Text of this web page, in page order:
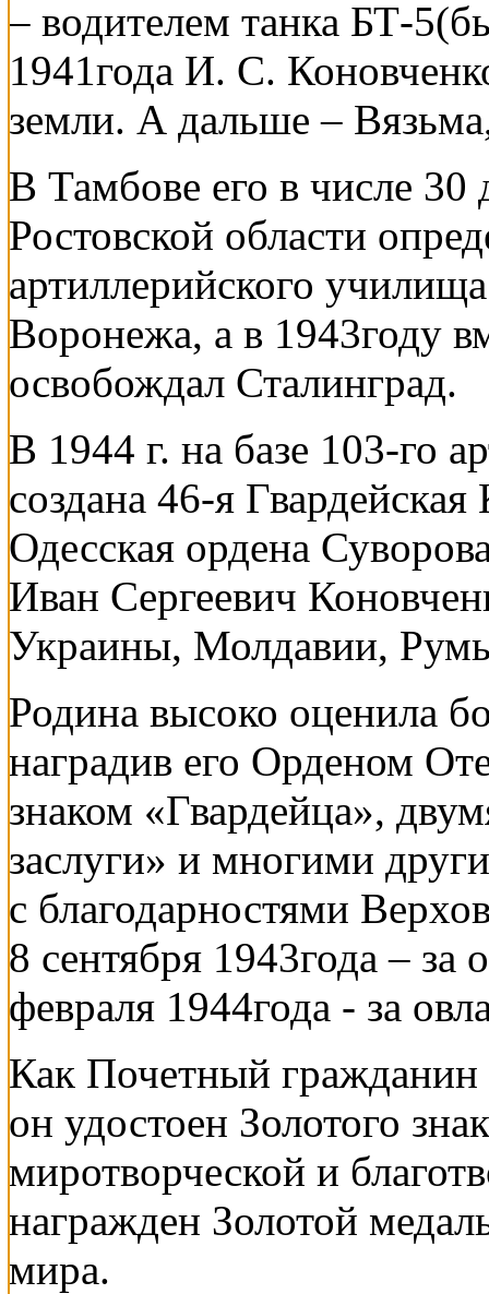
– водителем танка БТ-
1941года И. С.
земли. А дальше –
В Тамбове его в числе
Ростовской области
артиллерийского
Воронежа, а в 1943году
освобождал Сталинград.
В 1944 г. на базе 103-го
создана 46-я
Одесская ордена
Иван Сергеевич
Украины, Молдавии,
Родина высоко оценила
наградив его Орденом
знаком «Гвардейца»,
заслуги» и многими
с благодарностями
8 сентября 1943года –
февраля 1944года - за
Как Почетный гражданин
он удостоен Золотого
миротворческой и
награжден Золотой
мира.